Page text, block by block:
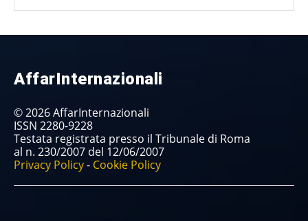
AffarInternazionali
© 2026 AffarInternazionali
ISSN 2280-9228
Testata registrata presso il Tribunale di Roma
al n. 230/2007 del 12/06/2007
Privacy Policy- Cookie Policy